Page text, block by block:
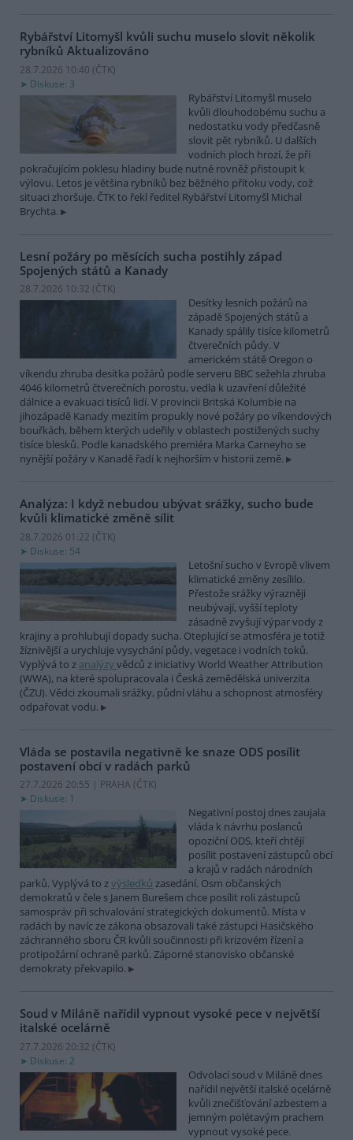
Rybářství Litomyšl kvůli suchu muselo slovit několik
rybníků Aktualizováno
28.7.2026 10:40 (ČTK)
Diskuse: 3
Rybářství Litomyšl muselo
kvůli dlouhodobému suchu a
nedostatku vody předčasně
slovit pět rybníků. U dalších
vodních ploch hrozí, že při
pokračujícím poklesu hladiny bude nutné rovněž přistoupit k
výlovu. Letos je většina rybníků bez běžného přítoku vody, což
situaci zhoršuje. ČTK to řekl ředitel Rybářství Litomyšl Michal
Brychta.
Lesní požáry po měsících sucha postihly západ
Spojených států a Kanady
28.7.2026 10:32 (ČTK)
Desítky lesních požárů na
západě Spojených států a
Kanady spálily tisíce kilometrů
čtverečních půdy. V
americkém státě Oregon o
víkendu zhruba desítka požárů podle serveru BBC sežehla zhruba
4046 kilometrů čtverečních porostu, vedla k uzavření důležité
dálnice a evakuaci tisíců lidí. V provincii Britská Kolumbie na
jihozápadě Kanady mezitím propukly nové požáry po víkendových
bouřkách, během kterých udeřily v oblastech postižených suchy
tisíce blesků. Podle kanadského premiéra Marka Carneyho se
nynější požáry v Kanadě řadí k nejhorším v historii země.
Analýza: I když nebudou ubývat srážky, sucho bude
kvůli klimatické změně sílit
28.7.2026 01:22 (ČTK)
Diskuse: 54
Letošní sucho v Evropě vlivem
klimatické změny zesílilo.
Přestože srážky výrazněji
neubývají, vyšší teploty
zásadně zvyšují výpar vody z
krajiny a prohlubují dopady sucha. Oteplující se atmosféra je totiž
žíznivější a urychluje vysychání půdy, vegetace i vodních toků.
Vyplývá to z analýzy vědců z iniciativy World Weather Attribution
(WWA), na které spolupracovala i Česká zemědělská univerzita
(ČZU). Vědci zkoumali srážky, půdní vláhu a schopnost atmosféry
odpařovat vodu.
Vláda se postavila negativně ke snaze ODS posílit
postavení obcí v radách parků
27.7.2026 20:55 | PRAHA (ČTK)
Diskuse: 1
Negativní postoj dnes zaujala
vláda k návrhu poslanců
opoziční ODS, kteří chtějí
posílit postavení zástupců obcí
a krajů v radách národních
parků. Vyplývá to zvýsledků zasedání. Osm občanských
demokratů v čele s Janem Burešem chce posílit roli zástupců
samospráv při schvalování strategických dokumentů. Místa v
radách by navíc ze zákona obsazovali také zástupci Hasičského
záchranného sboru ČR kvůli součinnosti při krizovém řízení a
protipožární ochraně parků. Záporné stanovisko občanské
demokraty překvapilo.
Soud v Miláně nařídil vypnout vysoké pece v největší
italské ocelárně
27.7.2026 20:32 (ČTK)
Diskuse: 2
Odvolací soud v Miláně dnes
nařídil největší italské ocelárně
kvůli znečišťování azbestem a
jemným polétavým prachem
vypnout vysoké pece.